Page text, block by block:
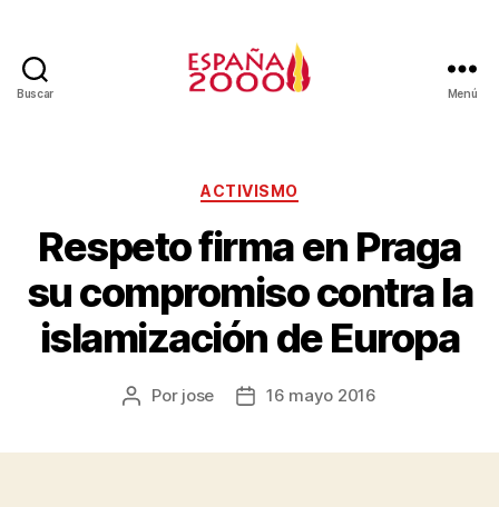
Buscar Menú
ACTIVISMO
Respeto firma en Praga
su compromiso contra la
islamización de Europa
Por jose 16 mayo 2016